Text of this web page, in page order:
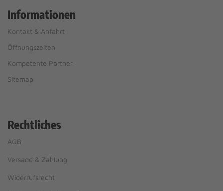
Informationen
Kontakt & Anfahrt
Öffnungszeiten
Kompetente Partner
Sitemap
Rechtliches
AGB
Versand & Zahlung
Widerrufsrecht